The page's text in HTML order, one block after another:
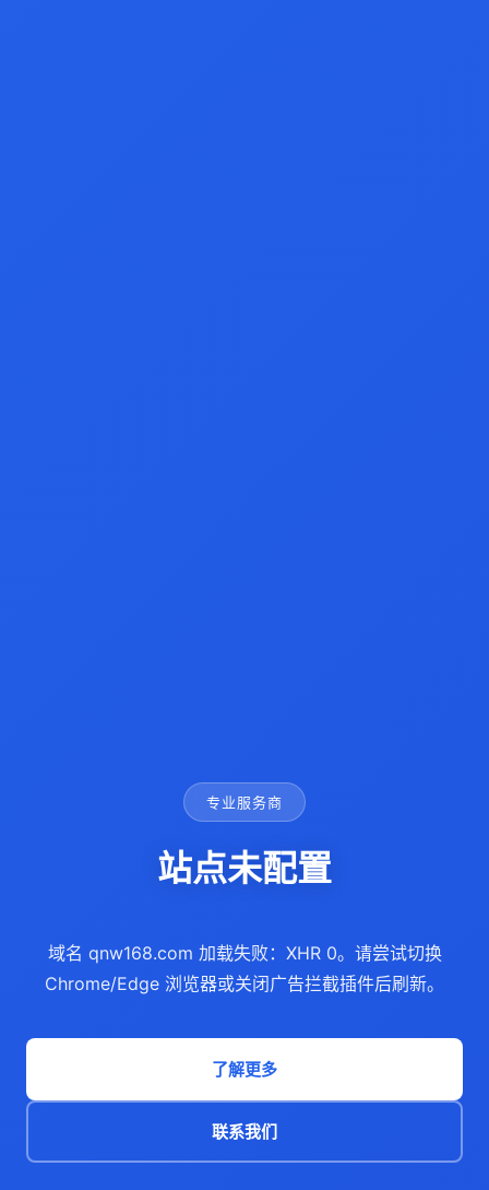
专业服务商
站点未配置
域名 qnw168.com 加载失败：XHR 0。请尝试切换
Chrome/Edge 浏览器或关闭广告拦截插件后刷新。
了解更多
联系我们